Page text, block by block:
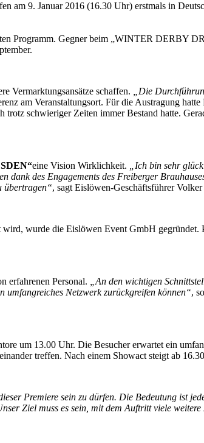
am 9. Januar 2016 (16.30 Uhr) erstmals in
Programm. Gegner beim „WINTER DERBY
Vermarktungsansätze schaffen. „Die
am Veranstaltungsort. Für die Austragung
schwieriger Zeiten immer Bestand hatte.
eine Vision Wirklichkeit. „Ich bin sehr
dank des Engagements des Freiberger
übertragen“, sagt Eislöwen-Geschäftsführer Volker
wurde die Eislöwen Event GmbH
erfahrenen Personal. „An den wichtigen
Netzwerk zurückgreifen können“,
um 13.00 Uhr. Die Besucher erwartet ein
treffen. Nach einem Showact steigt ab
Premiere sein zu dürfen. Die Bedeutung ist
Ziel muss es sein, mit dem Auftritt viele